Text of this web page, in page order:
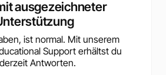
ausgezeichneter
ist normal. Mit unserem
Support erhältst du
Antworten.